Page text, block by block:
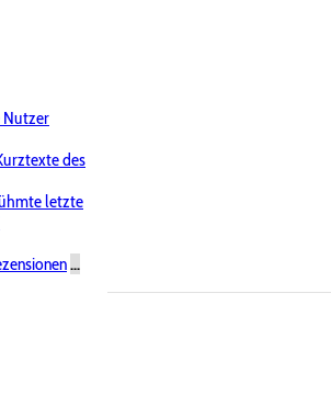
Nutzer
des
letzte
...